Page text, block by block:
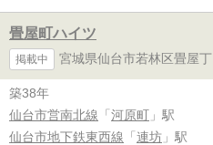
畳屋町ハイツ
掲載中 宮城県仙台市若林区畳屋丁
築38年
仙台市営南北線 「 河原町 」駅
仙台市地下鉄東西線 「 連坊 」駅